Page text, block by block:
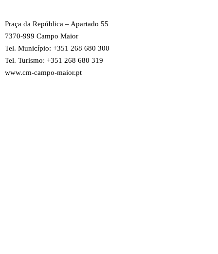
Praça da República – Apartado 55
7370-999 Campo Maior
Tel. Município: +351 268 680 300
Tel. Turismo: +351 268 680 319
www.cm-campo-maior.pt